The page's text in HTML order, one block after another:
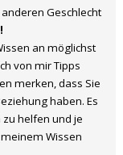
Geschlecht
an möglichst
von mir Tipps
merken, dass Sie
haben. Es
helfen und je
Wissen